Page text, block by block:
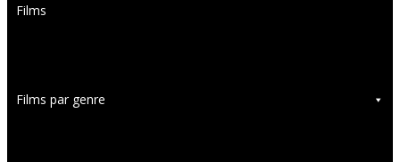
Films
Films par genre